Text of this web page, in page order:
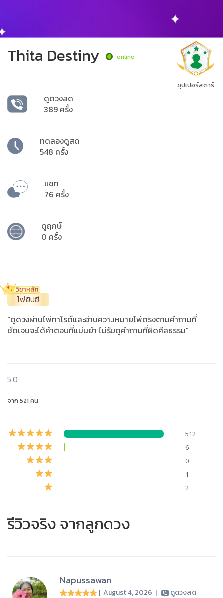
Thita Destiny online
ดูดวงสด
389 ครั้ง
ทดลองดูสด
548 ครั้ง
แชท
76 ครั้ง
ดูฤกษ์
0 ครั้ง
ซุปเปอร์สตาร์
ไพ่ยิปซี
"ดูดวงผ่านไพ่ทาโรต์และอ่านความหมายไพ่ตรงตามคำถามที่
ชัดเจนจะได้คำตอบที่แม่นยำ ไม่รับดูคำถามที่ผิดศีลธรรม"
5.0
จาก 521 คน
512
6
0
1
2
รีวิวจริง จากลูกดวง
Napussawan
| August 4, 2026 | ดูดวงสด